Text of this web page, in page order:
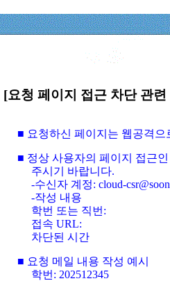
[요청 페이지 접근 차단 관
■ 요청하신 페이지는 웹공격
■ 정상 사용자의 페이지 접근
주시기 바랍니다.
-수신자 계정: cloud-
-작성 내용
학번 또는 직번:
접속 URL:
차단된 시간
■ 요청 메일 내용 작성 예시
학번: 202512345